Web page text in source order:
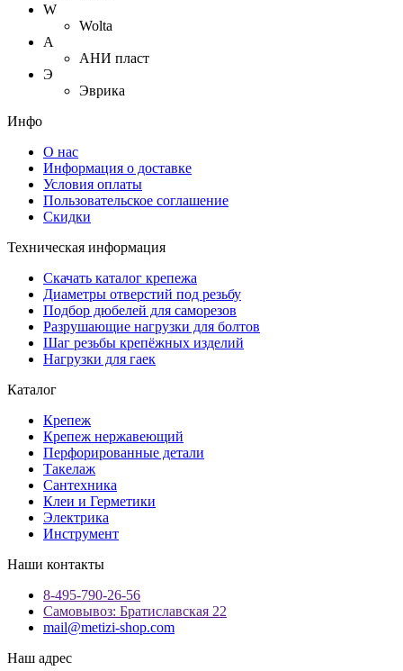
W
Wolta
А
АНИ пласт
Э
Эврика
Инфо
О нас
Информация о доставке
Условия оплаты
Пользовательское соглашение
Скидки
Техническая информация
Скачать каталог крепежа
Диаметры отверстий под резьбу
Подбор дюбелей для саморезов
Разрушающие нагрузки для болтов
Шаг резьбы крепёжных изделий
Нагрузки для гаек
Каталог
Крепеж
Крепеж нержавеющий
Перфорированные детали
Такелаж
Сантехника
Клеи и Герметики
Электрика
Инструмент
Наши контакты
8-495-790-26-56
Самовывоз: Братиславская 22
mail@metizi-shop.com
Наш адрес